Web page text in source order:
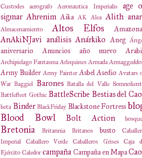
Custodes
aerografo Aeronautica Imperialis
age
sigmar Ahrenim Aika AK Alea Alith
Almacenamiento Altos Elfos
AnAkiNJavi análisis Anárkiko Aneg
aniversario Anuncios año nuevo
Archipielago FantasmaArlequinesArmada
Army Builder Army Painter Asbel Asedio Avatars
War Baggiel Barones Batalla del Valle
Battlefleet Gothic BattleScribe Bestias del
beta Binder BlackFriday Blackstone Fortress
Blood Bowl
Bolt Action
Bretonia Britannia Britanos busto
Imperial
Caballero Verde Caballeros Grises
Caja
EjércitoCaledor campaña Campaña en Mapa